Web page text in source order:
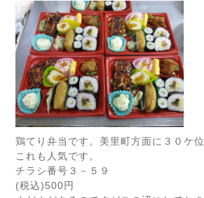
鶏てり弁当です。美里町方面に３０ケ
これも人気です。
チラシ番号３－５９
(税込)500円